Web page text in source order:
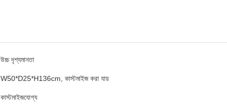
উচ্চ দৃশ্যমানতা
W50*D25*H136cm, কাস্টমাইজ করা যায়
কাস্টমাইজযোগ্য